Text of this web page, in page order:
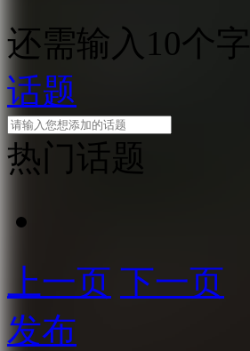
还需输入10个字
话题
热门话题
上一页 下一页
发布